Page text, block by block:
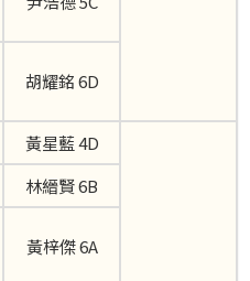
胡耀銘 6D
黃星藍 4D
林縉賢 6B
黃梓傑 6A